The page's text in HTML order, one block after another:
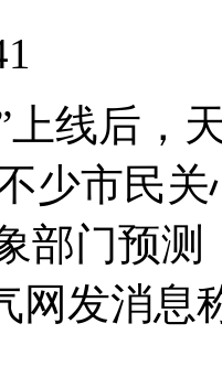
上线后，
少市民
部门预
网发消